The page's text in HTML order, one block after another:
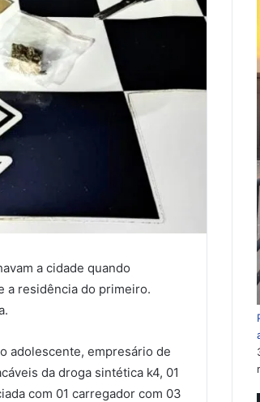
a cidade quando
a residência do primeiro.
adolescente, empresário de
da droga sintética k4, 01
com 01 carregador com 03